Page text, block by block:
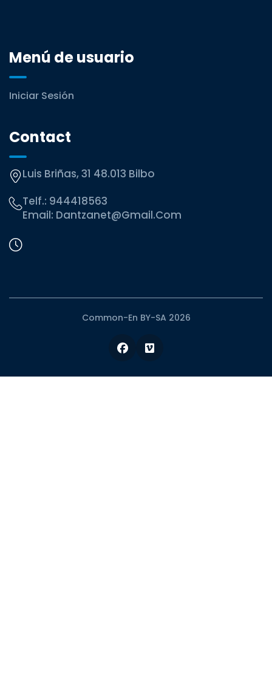
Menú de usuario
Iniciar Sesión
Contact
Luis Briñas, 31 48.013 Bilbo
Telf.: 944418563
Email: Dantzanet@gmail.com
Common-En BY-SA 2026
Facebook
Vimeo